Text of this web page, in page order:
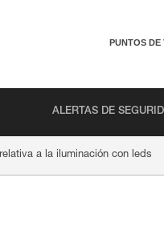
PUNTOS DE
ALERTAS DE
a la iluminación con leds